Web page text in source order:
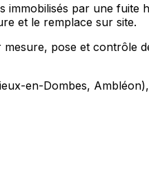
par une fuite
et le remplace sur site.
pose et contrôle
en-Dombes,